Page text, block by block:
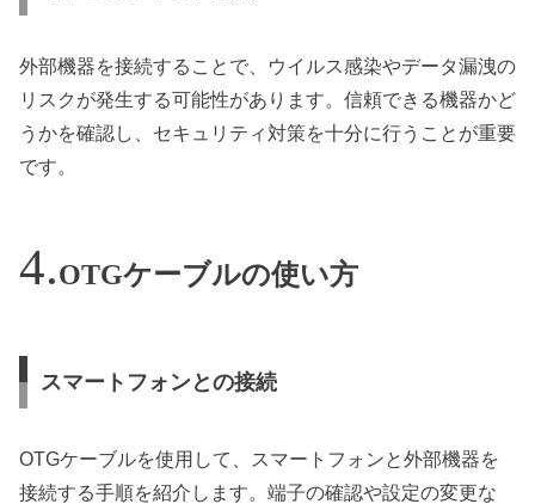
外部機器を接続することで、ウイルス感染やデータ漏洩の
リスクが発生する可能性があります。信頼できる機器かど
うかを確認し、セキュリティ対策を十分に行うことが重要
です。
OTGケーブルの使い方
スマートフォンとの接続
OTGケーブルを使用して、スマートフォンと外部機器を
接続する手順を紹介します。端子の確認や設定の変更な